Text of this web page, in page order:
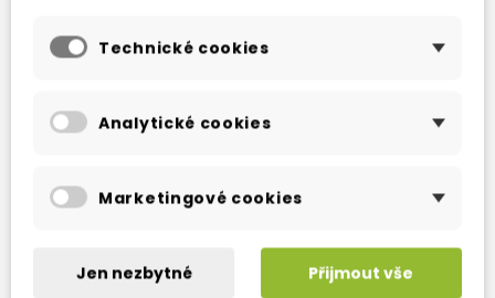
Belle has played the game for years, never
Technické cookies
Analytické cookies
Marketingové cookies
Jen nezbytné Přijmout vše